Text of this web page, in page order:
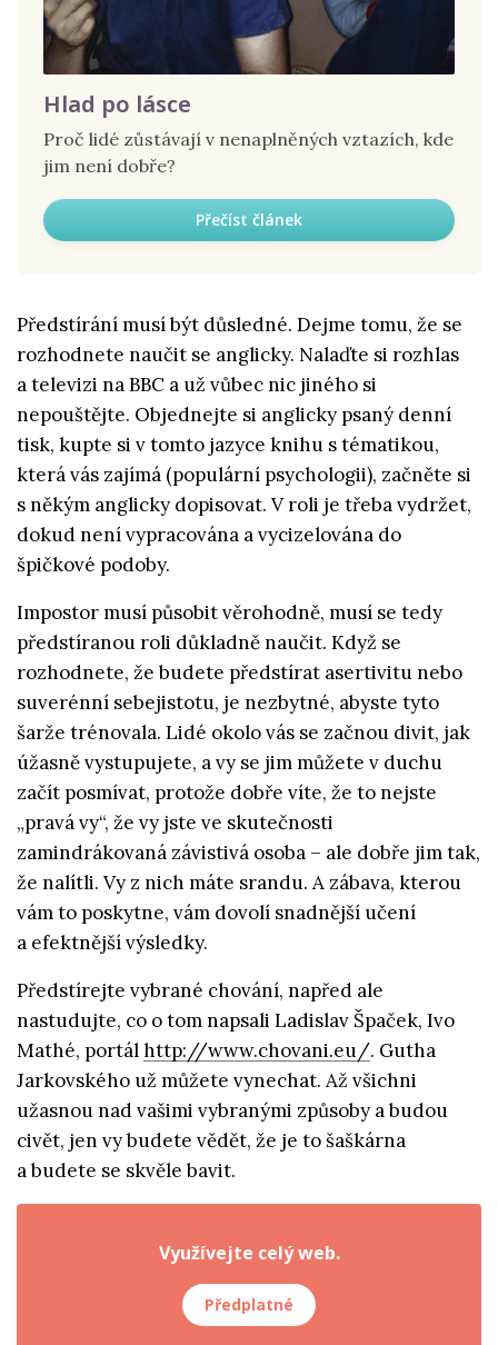
Hlad po lásce
Proč lidé zůstávají v nenaplněných vztazích, kde
jim není dobře?
Přečíst článek
Předstírání musí být důsledné. Dejme tomu, že se
rozhodnete naučit se anglicky. Nalaďte si rozhlas
a televizi na BBC a už vůbec nic jiného si
nepouštějte. Objednejte si anglicky psaný denní
tisk, kupte si v tomto jazyce knihu s tématikou,
která vás zajímá (populární psychologii), začněte si
s někým anglicky dopisovat. V roli je třeba vydržet,
dokud není vypracována a vycizelována do
špičkové podoby.
Impostor musí působit věrohodně, musí se tedy
předstíranou roli důkladně naučit. Když se
rozhodnete, že budete předstírat asertivitu nebo
suverénní sebejistotu, je nezbytné, abyste tyto
šarže trénovala. Lidé okolo vás se začnou divit, jak
úžasně vystupujete, a vy se jim můžete v duchu
začít posmívat, protože dobře víte, že to nejste
„pravá vy“, že vy jste ve skutečnosti
zamindrákovaná závistivá osoba – ale dobře jim tak,
že nalítli. Vy z nich máte srandu. A zábava, kterou
vám to poskytne, vám dovolí snadnější učení
a efektnější výsledky.
Předstírejte vybrané chování, napřed ale
nastudujte, co o tom napsali Ladislav Špaček, Ivo
Mathé, portálhttp://www.chovani.eu/. Gutha
Jarkovského už můžete vynechat. Až všichni
užasnou nad vašimi vybranými způsoby a budou
civět, jen vy budete vědět, že je to šaškárna
a budete se skvěle bavit.
Využívejte celý web.
Předplatné